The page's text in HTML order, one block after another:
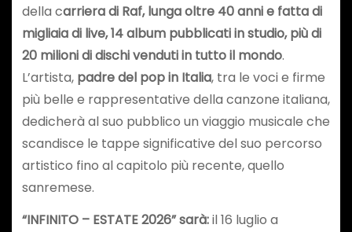
della carriera di Raf, lunga oltre 40 anni e fatta di
migliaia di live, 14 album pubblicati in studio, più di
20 milioni di dischi venduti in tutto il mondo.
L’artista, padre del pop in Italia, tra le voci e firme
più belle e rappresentative della canzone italiana,
dedicherà al suo pubblico un viaggio musicale che
scandisce le tappe significative del suo percorso
artistico fino al capitolo più recente, quello
sanremese.
“INFINITO – ESTATE 2026” sarà:il 16 luglio a